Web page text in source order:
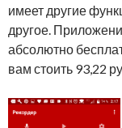
имеет другие
другое.
абсолютно
вам стоить 93,22